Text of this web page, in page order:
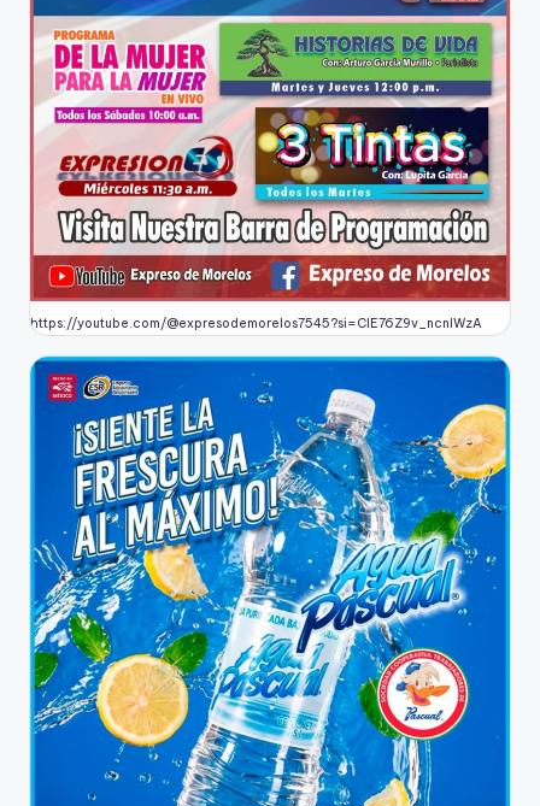
https://youtube.com/@expresodemorelos7545?si=CIE76Z9v_ncnlWzA